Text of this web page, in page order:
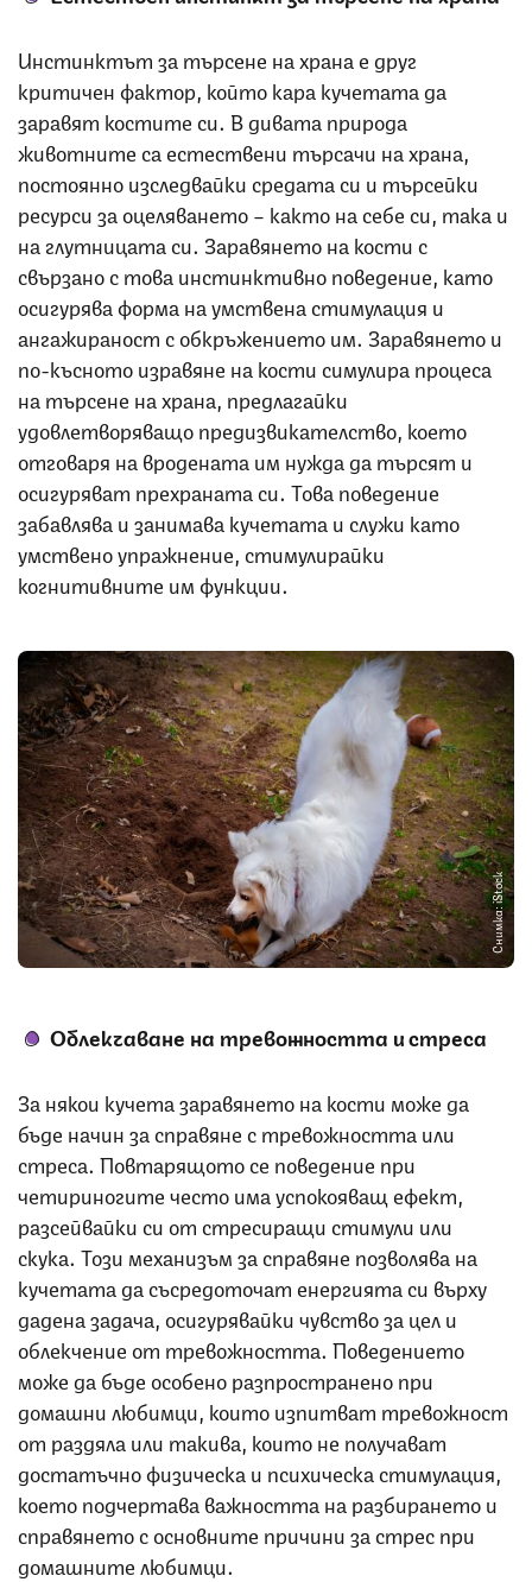
Инстинктът за търсене на храна е друг
критичен фактор, който кара кучетата да
заравят костите си. В дивата природа
животните са естествени търсачи на храна,
постоянно изследвайки средата си и търсейки
ресурси за оцеляването – както на себе си, така и
на глутницата си. Заравянето на кости с
свързано с това инстинктивно поведение, като
осигурява форма на умствена стимулация и
ангажираност с обкръжението им. Заравянето и
по-късното изравяне на кости симулира процеса
на търсене на храна, предлагайки
удовлетворяващо предизвикателство, което
отговаря на вродената им нужда да търсят и
осигуряват прехраната си. Това поведение
забавлява и занимава кучетата и служи като
умствено упражнение, стимулирайки
когнитивните им функции.
Снимка: iStock
Облекчаване на тревожността и стреса
За някои кучета заравянето на кости може да
бъде начин за справяне с тревожността или
стреса. Повтарящото се поведение при
четириногите често има успокояващ ефект,
разсейвайки си от стресиращи стимули или
скука. Този механизъм за справяне позволява на
кучетата да съсредоточат енергията си върху
дадена задача, осигурявайки чувство за цел и
облекчение от тревожността. Поведението
може да бъде особено разпространено при
домашни любимци, които изпитват тревожност
от раздяла или такива, които не получават
достатъчно физическа и психическа стимулация,
което подчертава важността на разбирането и
справянето с основните причини за стрес при
домашните любимци.